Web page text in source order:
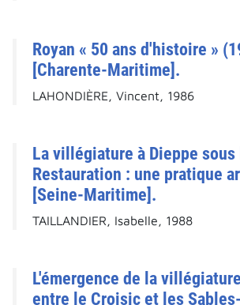
Royan « 50 ans d'histoire »
[Charente-Maritime].
LAHONDIÈRE, Vincent, 1986
La villégiature à Dieppe sous
Restauration : une pratique
[Seine-Maritime].
TAILLANDIER, Isabelle, 1988
L'émergence de la
entre le Croisic et les